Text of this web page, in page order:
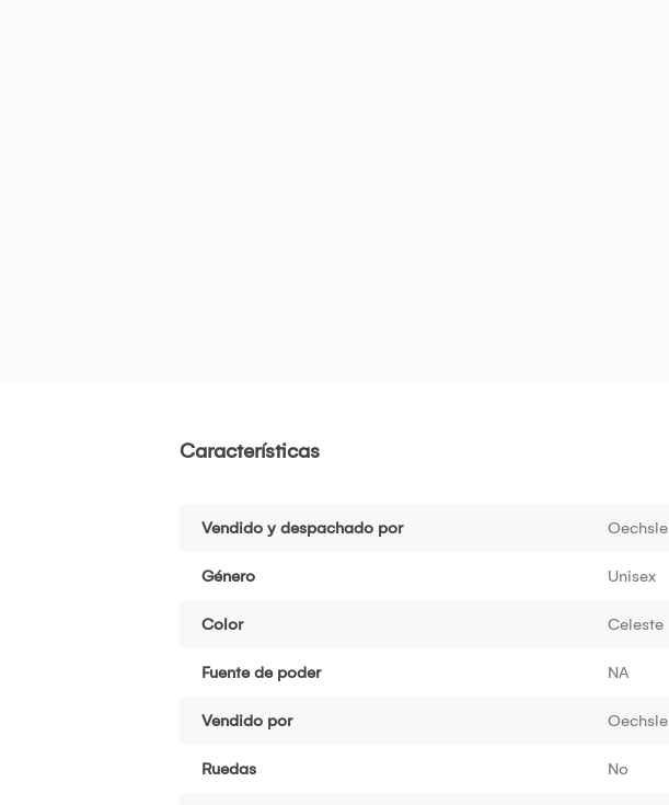
Características
Vendido y despachado por Oechsle
Género Unisex
Color Celeste
Fuente de poder NA
Vendido por Oechsle
Ruedas No